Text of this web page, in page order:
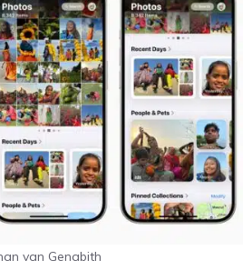
van Genabith